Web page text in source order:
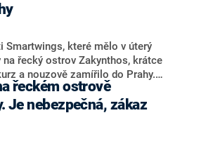
Smartwings, které mělo v úterý
řecký ostrov Zakynthos, krátce
a nouzově zamířilo do Prahy.
Václava Havla zdrželi několik
Blesk.
řeckém ostrově
Je nebezpečná, zákaz